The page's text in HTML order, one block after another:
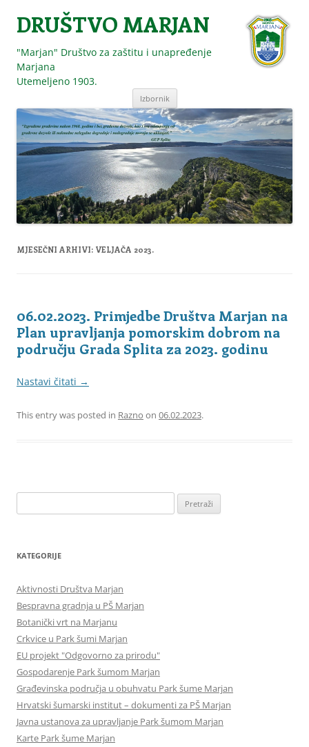
DRUŠTVO MARJAN
"Marjan" Društvo za zaštitu i unapređenje
Marjana
Utemeljeno 1903.
Izbornik Skoči
sadržaja
MJESEČNI ARHIVI: VELJAČA 2023.
06.02.2023. Primjedbe Društva Marjan na
Plan upravljanja pomorskim dobrom na
području Grada Splita za 2023. godinu
Nastavi čitati →
This entry was posted in Razno on 06.02.2023.
KATEGORIJE
Aktivnosti Društva Marjan
Bespravna gradnja u PŠ Marjan
Botanički vrt na Marjanu
Crkvice u Park šumi Marjan
EU projekt "Odgovorno za prirodu"
Gospodarenje Park šumom Marjan
Građevinska područja u obuhvatu Park šume Marjan
Hrvatski šumarski institut – dokumenti za PŠ Marjan
Javna ustanova za upravljanje Park šumom Marjan
Karte Park šume Marjan